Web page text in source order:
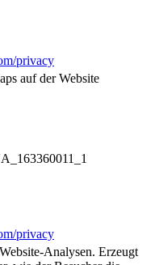
privacy
auf der Website
privacy
Analysen. Erzeugt